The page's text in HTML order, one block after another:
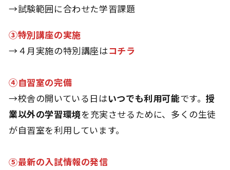
→試験範囲に合わせた学習課題
③特別講座の実施
→４月実施の特別講座はコチラ
④自習室の完備
→校舎の開いている日はいつでも利用可能です。授
業以外の学習環境を充実させるために、多くの生徒
が自習室を利用しています。
⑤最新の入試情報の発信